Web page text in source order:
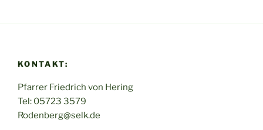
KONTAKT:
Pfarrer Friedrich von Hering
Tel: 05723 3579
Rodenberg@selk.de